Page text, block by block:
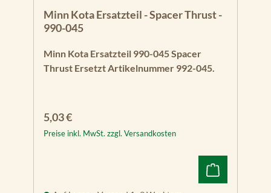
Minn Kota Ersatzteil - Spacer Thrust -
990-045
Minn Kota Ersatzteil 990-045 Spacer
Thrust Ersetzt Artikelnummer 992-045.
Regulärer Preis:
5,03 €
Preise inkl. MwSt. zzgl. Versandkosten